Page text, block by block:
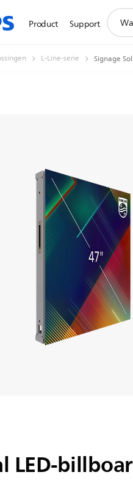
Product Support
L-Line-serie Signage
LED-